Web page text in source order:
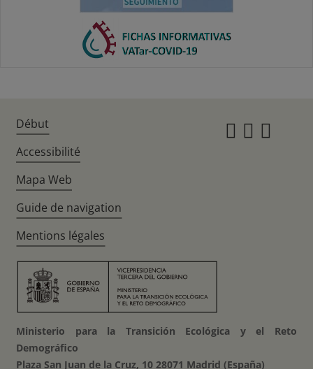
Début
Accessibilité
Mapa Web
Guide de navigation
Mentions légales
Ministerio para la Transición Ecológica y el Reto
Demográfico
Plaza San Juan de la Cruz, 10 28071 Madrid (España)